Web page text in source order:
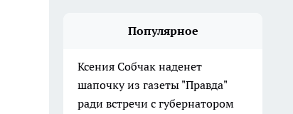
Популярное
Ксения Собчак наденет
шапочку из газеты "Правда"
ради встречи с губернатором